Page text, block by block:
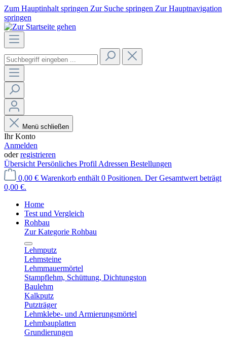
Zum Hauptinhalt springen Zur Suche springen Zur Hauptnavigation
springen
Menü schließen
Ihr Konto
Anmelden
oderregistrieren
Übersicht Persönliches Profil Adressen Bestellungen
0,00 € Warenkorb enthält 0 Positionen. Der Gesamtwert beträgt
0,00 €.
Home
Test und Vergleich
Rohbau
Zur Kategorie Rohbau
Lehmputz
Lehmsteine
Lehmmauermörtel
Stampflehm, Schüttung, Dichtungston
Baulehm
Kalkputz
Putzträger
Lehmklebe- und Armierungsmörtel
Lehmbauplatten
Grundierungen